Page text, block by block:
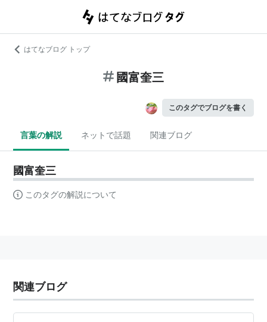
はてなブログ トップ
國富奎三
このタグでブログを書く
言葉の解説 ネットで話題 関連ブログ
國富奎三
このタグの解説について
関連ブログ